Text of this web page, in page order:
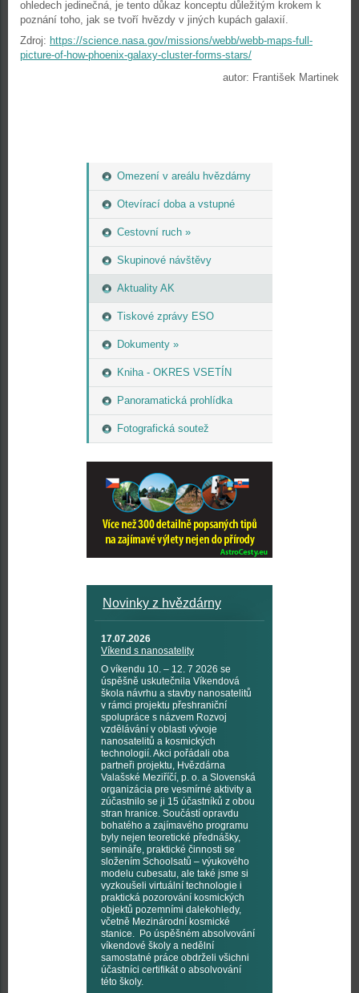
Omezení v areálu hvězdárny
Otevírací doba a vstupné
Cestovní ruch »
Skupinové návštěvy
Aktuality AK
Tiskové zprávy ESO
Dokumenty »
Kniha - OKRES VSETÍN
Panoramatická prohlídka
Fotografická soutež
Novinky z hvězdárny
17.07.2026
Víkend s nanosatelity
O víkendu 10. – 12. 7 2026 se
úspěšně uskutečnila Víkendová
škola návrhu a stavby nanosatelitů
v rámci projektu přeshraniční
spolupráce s názvem Rozvoj
vzdělávání v oblasti vývoje
nanosatelitů a kosmických
technologií. Akci pořádali oba
partneři projektu, Hvězdárna
Valašské Meziříčí, p. o. a Slovenská
organizácia pre vesmírné aktivity a
zúčastnilo se ji 15 účastníků z obou
stran hranice. Součástí opravdu
bohatého a zajímavého programu
byly nejen teoretické přednášky,
semináře, praktické činnosti se
složením Schoolsatů – výukového
modelu cubesatu, ale také jsme si
vyzkoušeli virtuální technologie i
praktická pozorování kosmických
objektů pozemními dalekohledy,
včetně Mezinárodní kosmické
stanice. Po úspěšném absolvování
víkendové školy a nedělní
samostatné práce obdrželi všichni
účastníci certifikát o absolvování
této školy.
ohledech jedinečná, je tento důkaz konceptu důležitým krokem k
poznání toho, jak se tvoří hvězdy v jiných kupách galaxií.
Zdroj: https://science.nasa.gov/missions/webb/webb-maps-full-
picture-of-how-phoenix-galaxy-cluster-forms-stars/
autor: František Martinek